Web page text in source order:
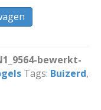
bewerkt-
Tags: Buizerd,